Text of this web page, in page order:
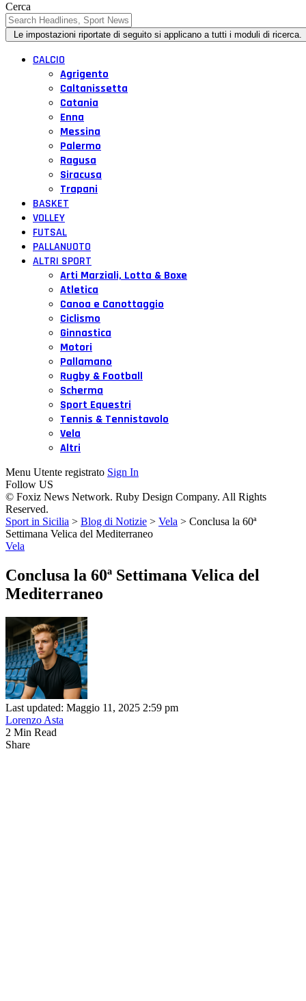
Cerca
CALCIO
Agrigento
Caltanissetta
Catania
Enna
Messina
Palermo
Ragusa
Siracusa
Trapani
BASKET
VOLLEY
FUTSAL
PALLANUOTO
ALTRI SPORT
Arti Marziali, Lotta & Boxe
Atletica
Canoa e Canottaggio
Ciclismo
Ginnastica
Motori
Pallamano
Rugby & Football
Scherma
Sport Equestri
Tennis & Tennistavolo
Vela
Altri
Menu Utente registrato Sign In
Follow US
© Foxiz News Network. Ruby Design Company. All Rights
Reserved.
Sport in Sicilia > Blog di Notizie > Vela > Conclusa la 60ª
Settimana Velica del Mediterraneo
Vela
Conclusa la 60ª Settimana Velica del
Mediterraneo
Last updated: Maggio 11, 2025 2:59 pm
Lorenzo Asta
2 Min Read
Share